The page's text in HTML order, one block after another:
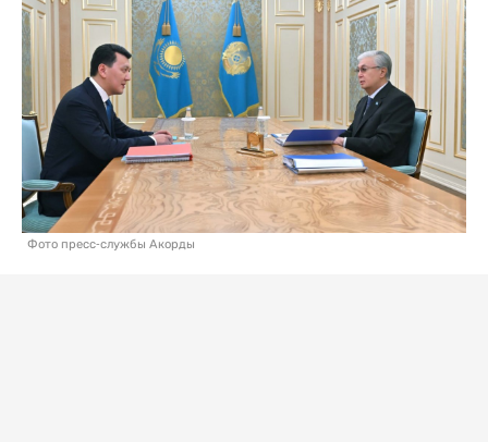
Фото пресс-службы Акорды